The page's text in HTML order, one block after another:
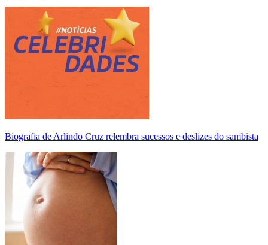
Biografia de Arlindo Cruz relembra sucessos e deslizes do sambista